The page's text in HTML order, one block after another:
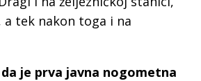
tek nakon toga i na
je prva javna nogometna